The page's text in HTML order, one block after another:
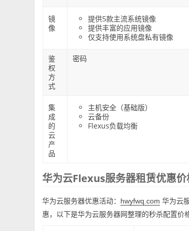
镜
像
提供5款主流系统镜像
提供丰富的应用镜像
仅支持使用系统盘私有镜像
鉴
权
方
式
密码
集
成
的
云
产
品
主机安全（基础版）
云备份
Flexus负载均衡
华为云Flexus服务器租赁优惠价
华为云服务器优惠活动： hwyfwq.com 华为云
惠，以下是华为云服务器网整理的秒杀配置价格